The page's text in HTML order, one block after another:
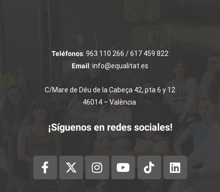
Teléfonos: 963 110 266 / 617 459 822
Email: info@equalitat.es
C/Mare de Déu de la Cabeça 42, pta 6 y 12
46014 – València
¡Síguenos en redes sociales!